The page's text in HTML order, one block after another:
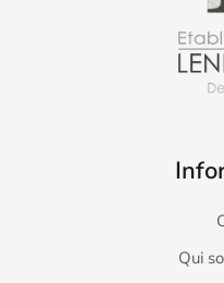
Qui